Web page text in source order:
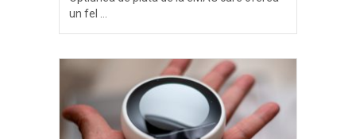
un fel …